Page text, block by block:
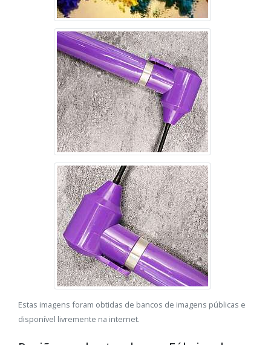
Estas imagens foram obtidas de bancos de imagens públicas e
disponível livremente na internet.